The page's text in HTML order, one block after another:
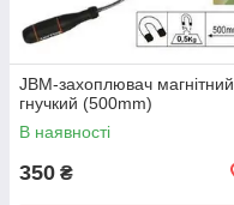
JBM-захоплювач магнітний
гнучкий (500mm)
В наявності
350 ₴